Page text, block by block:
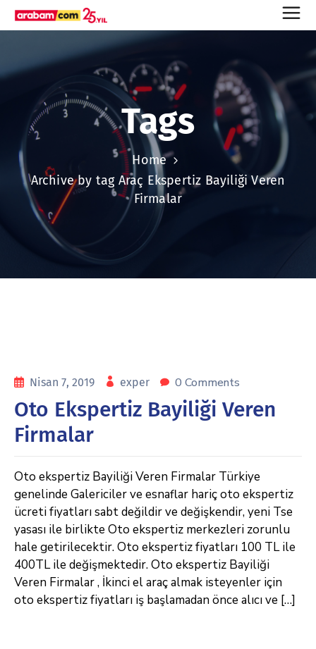
Tags
Home
Archive by tag Araç Ekspertiz Bayiliği Veren
Firmalar
Nisan 7, 2019 exper 0 Comments
Oto Ekspertiz Bayiliği Veren
Firmalar
Oto ekspertiz Bayiliği Veren Firmalar Türkiye
genelinde Galericiler ve esnaflar hariç oto ekspertiz
ücreti fiyatları sabt değildir ve değişkendir, yeni Tse
yasası ile birlikte Oto ekspertiz merkezleri zorunlu
hale getirilecektir. Oto ekspertiz fiyatları 100 TL ile
400TL ile değişmektedir. Oto ekspertiz Bayiliği
Veren Firmalar , İkinci el araç almak isteyenler için
oto ekspertiz fiyatları iş başlamadan önce alıcı ve […]